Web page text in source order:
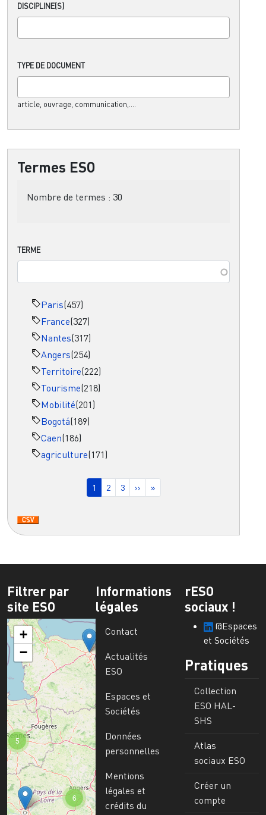
DISCIPLINE(S)
TYPE DE DOCUMENT
article, ouvrage, communication,....
Termes ESO
Nombre de termes : 30
TERME
Paris(457)
France(327)
Nantes(317)
Angers(254)
Territoire(222)
Tourisme(218)
Mobilité(201)
Bogotá(189)
Caen(186)
agriculture(171)
Page courante
1 Page
2 Page
3 Page suivante
›› Dernière page
»
Filtrer par
site ESO
6
5
+
−
Informations
légales
Contact
Actualités
ESO
Espaces et
Sociétés
Données
personnelles
Mentions
légales et
crédits du
rESO
sociaux !
@Espaces
et Sociétés
Pratiques
Collection
ESO HAL-
SHS
Atlas
sociaux ESO
Créer un
compte